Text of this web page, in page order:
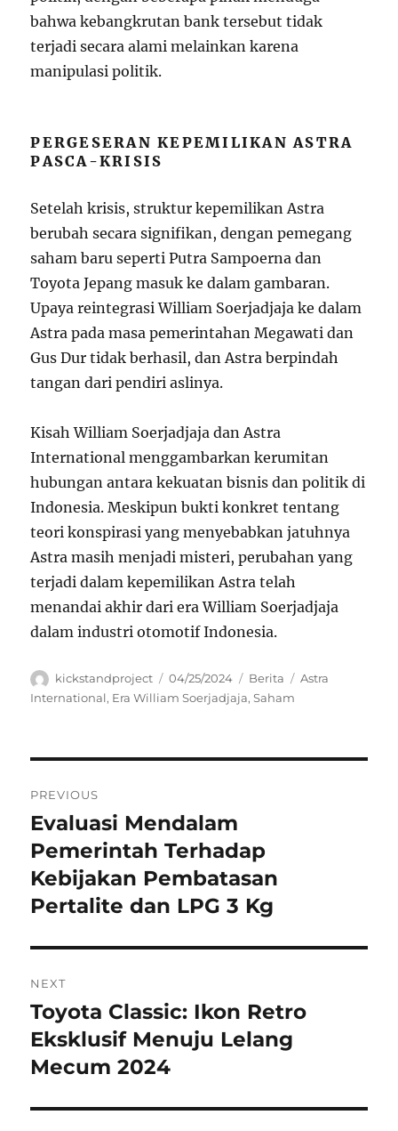
bahwa kebangkrutan bank tersebut tidak
terjadi secara alami melainkan karena
manipulasi politik.
PERGESERAN KEPEMILIKAN ASTRA
PASCA-KRISIS
Setelah krisis, struktur kepemilikan Astra
berubah secara signifikan, dengan pemegang
saham baru seperti Putra Sampoerna dan
Toyota Jepang masuk ke dalam gambaran.
Upaya reintegrasi William Soerjadjaja ke dalam
Astra pada masa pemerintahan Megawati dan
Gus Dur tidak berhasil, dan Astra berpindah
tangan dari pendiri aslinya.
Kisah William Soerjadjaja dan Astra
International menggambarkan kerumitan
hubungan antara kekuatan bisnis dan politik di
Indonesia. Meskipun bukti konkret tentang
teori konspirasi yang menyebabkan jatuhnya
Astra masih menjadi misteri, perubahan yang
terjadi dalam kepemilikan Astra telah
menandai akhir dari era William Soerjadjaja
dalam industri otomotif Indonesia.
Author
kickstandproject
Posted
on
04/25/2024 Categories
Berita Tags
Astra
International, Era William Soerjadjaja,Saham
pos
PREVIOUS
Previous
post:
Evaluasi Mendalam
Pemerintah Terhadap
Kebijakan Pembatasan
Pertalite dan LPG 3 Kg
NEXT
Next
post:
Toyota Classic: Ikon Retro
Eksklusif Menuju Lelang
Mecum 2024